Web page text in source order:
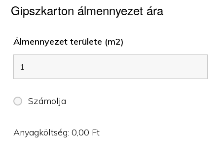
Gipszkarton álmennyezet ára
Álmennyezet területe (m2)
Számolja
Anyagköltség:0,00 Ft